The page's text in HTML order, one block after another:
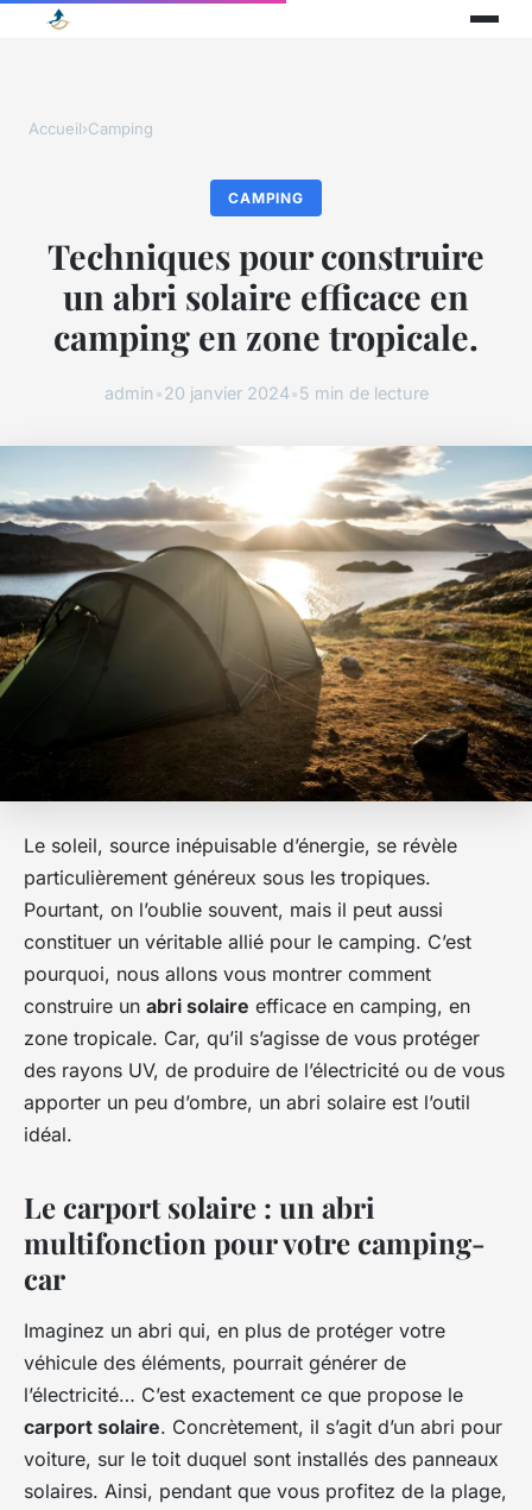
Accueil›Camping
CAMPING
Techniques pour construire
un abri solaire efficace en
camping en zone tropicale.
admin•20 janvier 2024•5 min de lecture
Le soleil, source inépuisable d’énergie, se révèle
particulièrement généreux sous les tropiques.
Pourtant, on l’oublie souvent, mais il peut aussi
constituer un véritable allié pour le camping. C’est
pourquoi, nous allons vous montrer comment
construire un abri solaire efficace en camping, en
zone tropicale. Car, qu’il s’agisse de vous protéger
des rayons UV, de produire de l’électricité ou de vous
apporter un peu d’ombre, un abri solaire est l’outil
idéal.
Le carport solaire : un abri
multifonction pour votre camping-
car
Imaginez un abri qui, en plus de protéger votre
véhicule des éléments, pourrait générer de
l’électricité… C’est exactement ce que propose le
carport solaire. Concrètement, il s’agit d’un abri pour
voiture, sur le toit duquel sont installés des panneaux
solaires. Ainsi, pendant que vous profitez de la plage,